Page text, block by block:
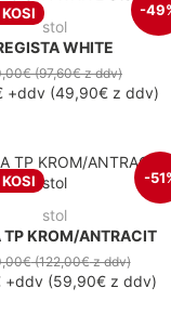
-
stol
WHITE
(97,60€z ddv)
+ddv(49,90€z ddv)
-
stol
TP KROM/ANTRACIT
(122,00€z ddv)
+ddv (59,90€ z ddv)